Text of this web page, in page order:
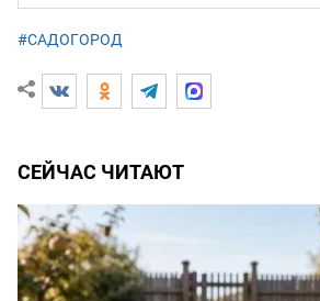
#САДОГОРОД
СЕЙЧАС ЧИТАЮТ